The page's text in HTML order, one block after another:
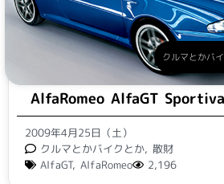
クルマとかバ
AlfaRomeo AlfaGT
2009年4月25日（土）
クルマとかバイクとか,散財
AlfaGT,AlfaRomeo 2,196